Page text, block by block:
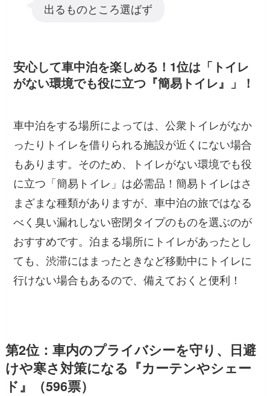
出るものところ選ばず
安心して車中泊を楽しめる！1位は「トイレ
がない環境でも役に立つ『簡易トイレ』」！
車中泊をする場所によっては、公衆トイレがなか
ったりトイレを借りられる施設が近くにない場合
もあります。そのため、トイレがない環境でも役
に立つ「簡易トイレ」は必需品！簡易トイレはさ
まざまな種類がありますが、車中泊の旅ではなる
べく臭い漏れしない密閉タイプのものを選ぶのが
おすすめです。泊まる場所にトイレがあったとし
ても、渋滞にはまったときなど移動中にトイレに
行けない場合もあるので、備えておくと便利！
第2位：車内のプライバシーを守り、日避
けや寒さ対策になる『カーテンやシェー
ド』（596票）